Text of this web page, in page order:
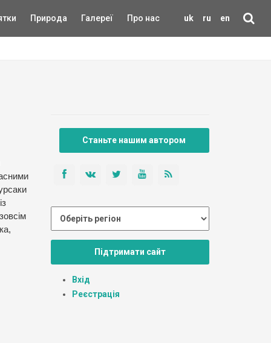
uk ru en
Природа Галереї Про нас
Станьте нашим автором
Підтримати сайт
Вхід
Реєстрація